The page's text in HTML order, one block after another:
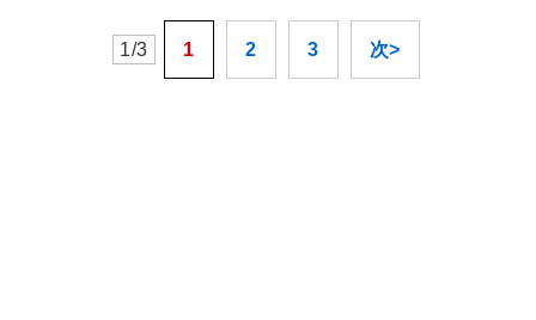
1/3 1 2 3 次>